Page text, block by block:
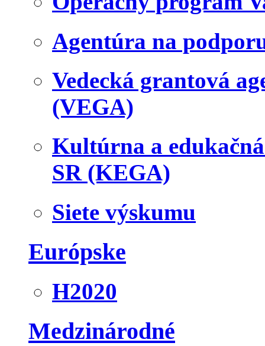
Agentúra na
Vedecká grantová
(VEGA)
Kultúrna a
SR (KEGA)
Siete výskumu
Európske
H2020
Medzinárodné